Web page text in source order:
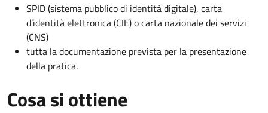
SPID (sistema pubblico di identità digitale), carta
d’identità elettronica (CIE) o carta nazionale dei servizi
(CNS)
tutta la documentazione prevista per la presentazione
della pratica.
Cosa si ottiene